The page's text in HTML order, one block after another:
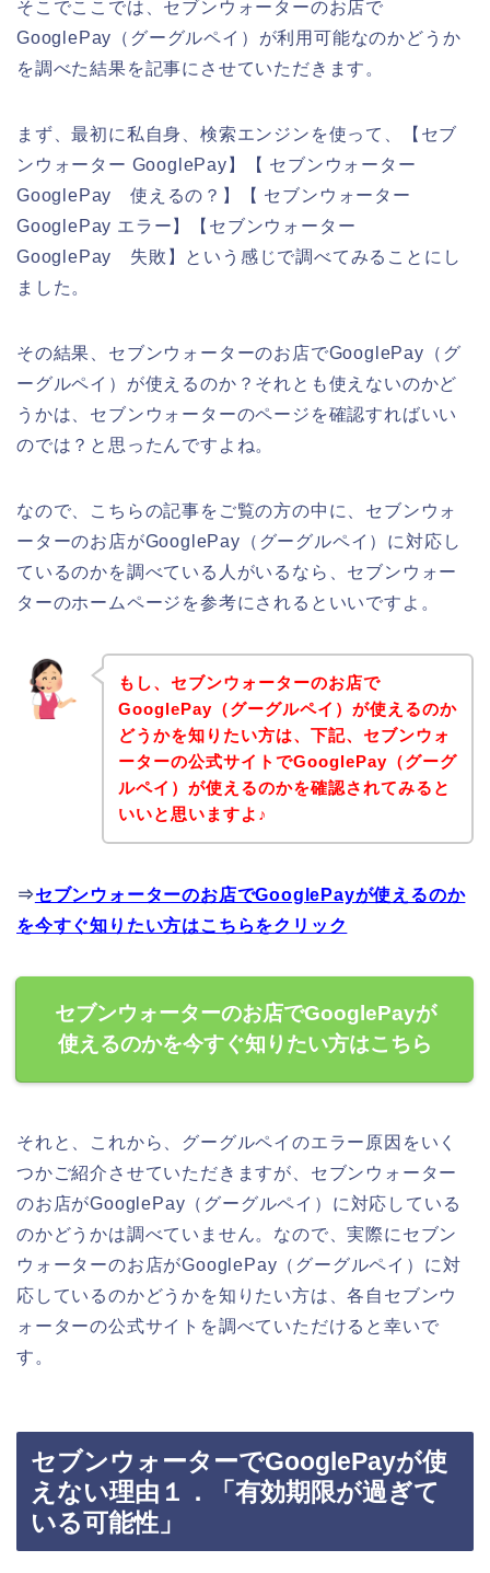
そこでここでは、セブンウォーターのお店で
GooglePay（グーグルペイ）が利用可能なのかどうか
を調べた結果を記事にさせていただきます。
まず、最初に私自身、検索エンジンを使って、【セブ
ンウォーター GooglePay】【 セブンウォーター
GooglePay 使えるの？】【 セブンウォーター
GooglePay エラー】【セブンウォーター
GooglePay 失敗】という感じで調べてみることにし
ました。
その結果、セブンウォーターのお店でGooglePay（グ
ーグルペイ）が使えるのか？それとも使えないのかど
うかは、セブンウォーターのページを確認すればいい
のでは？と思ったんですよね。
なので、こちらの記事をご覧の方の中に、セブンウォ
ーターのお店がGooglePay（グーグルペイ）に対応し
ているのかを調べている人がいるなら、セブンウォー
ターのホームページを参考にされるといいですよ。
もし、セブンウォーターのお店で
GooglePay（グーグルペイ）が使えるのか
どうかを知りたい方は、下記、セブンウォ
ーターの公式サイトでGooglePay（グーグ
ルペイ）が使えるのかを確認されてみると
いいと思いますよ♪
⇒セブンウォーターのお店でGooglePayが使えるのか
を今すぐ知りたい方はこちらをクリック
セブンウォーターのお店でGooglePayが
使えるのかを今すぐ知りたい方はこちら
それと、これから、グーグルペイのエラー原因をいく
つかご紹介させていただきますが、セブンウォーター
のお店がGooglePay（グーグルペイ）に対応している
のかどうかは調べていません。なので、実際にセブン
ウォーターのお店がGooglePay（グーグルペイ）に対
応しているのかどうかを知りたい方は、各自セブンウ
ォーターの公式サイトを調べていただけると幸いで
す。
セブンウォーターでGooglePayが使
えない理由１．「有効期限が過ぎて
いる可能性」